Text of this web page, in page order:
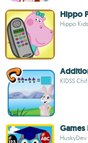
Hippo
Hippo
KIDSS
Games
HuskyDev